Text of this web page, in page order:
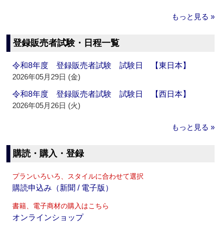
もっと見る »
登録販売者試験・日程一覧
令和8年度 登録販売者試験 試験日 【東日本】
2026年05月29日 (金)
令和8年度 登録販売者試験 試験日 【西日本】
2026年05月26日 (火)
もっと見る »
購読・購入・登録
プランいろいろ、スタイルに合わせて選択
購読申込み（新聞 / 電子版）
書籍、電子商材の購入はこちら
オンラインショップ